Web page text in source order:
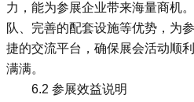
力，能为参展企业带来海量商机
队、完善的配套设施等优势，为
捷的交流平台，确保展会活动顺
满满。
6.2 参展效益说明